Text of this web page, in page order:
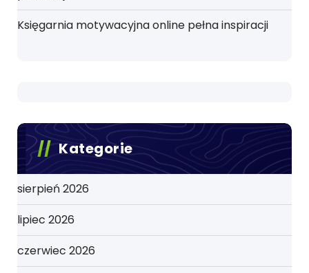
Księgarnia motywacyjna online pełna inspiracji
Kategorie
sierpień 2026
lipiec 2026
czerwiec 2026